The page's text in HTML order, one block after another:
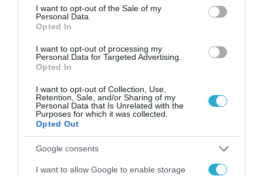
consent section.
I want to opt-out of the Sale of my
Personal Data.
Opted In
I want to opt-out of processing my
Personal Data for Targeted Advertising.
Opted In
I want to opt-out of Collection, Use,
Retention, Sale, and/or Sharing of my
Personal Data that Is Unrelated with the
Purposes for which it was collected.
Opted Out
Google consents
I want to allow Google to enable storage